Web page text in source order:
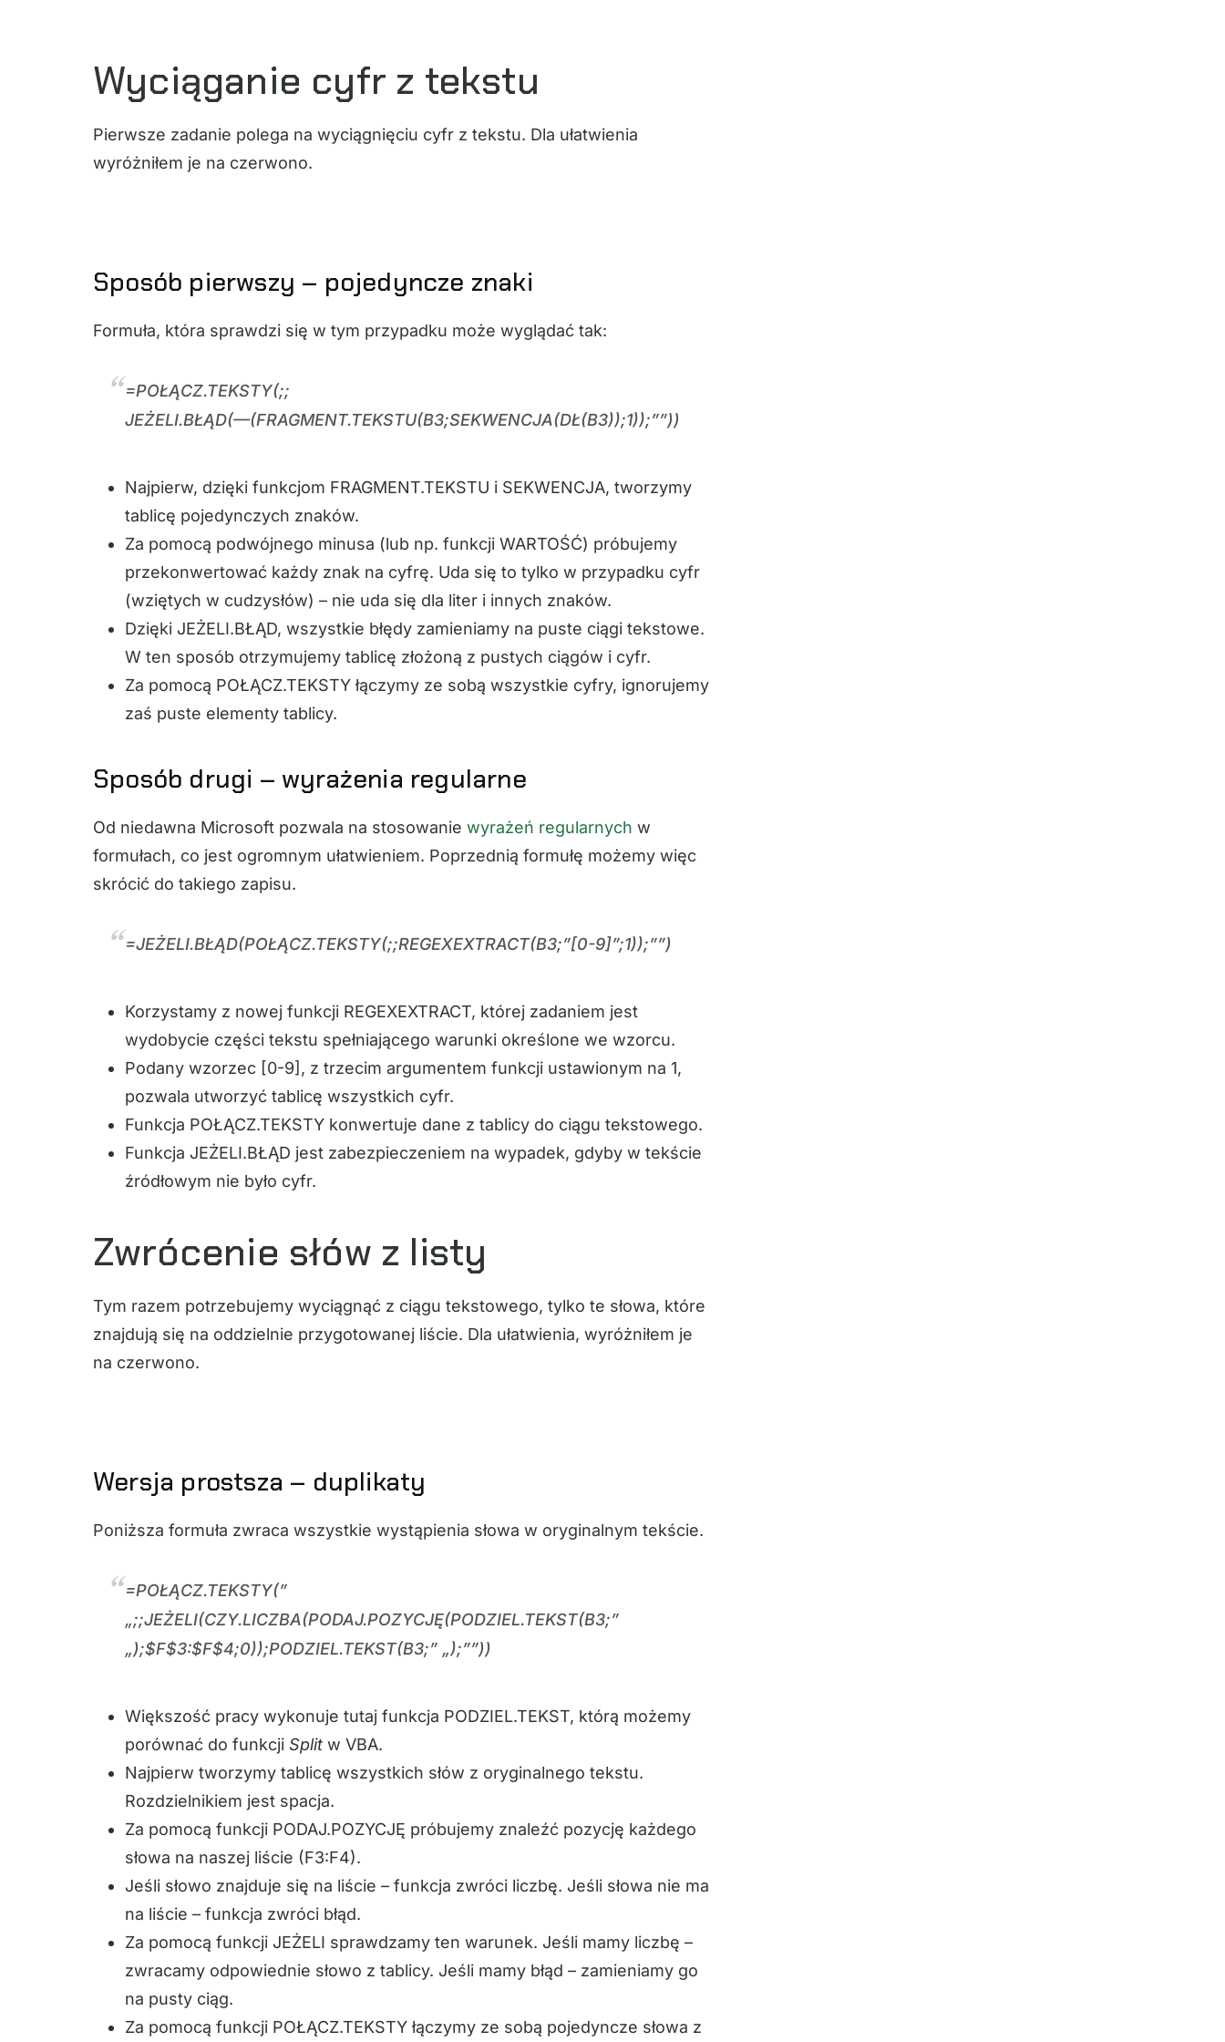
Wyciąganie cyfr z tekstu
Pierwsze zadanie polega na wyciągnięciu cyfr z tekstu. Dla ułatwienia
wyróżniłem je na czerwono.
Sposób pierwszy – pojedyncze znaki
Formuła, która sprawdzi się w tym przypadku może wyglądać tak:
=POŁĄCZ.TEKSTY(;;
JEŻELI.BŁĄD(—(FRAGMENT.TEKSTU(B3;SEKWENCJA(DŁ(B3));1));””))
Najpierw, dzięki funkcjom FRAGMENT.TEKSTU i SEKWENCJA, tworzymy
tablicę pojedynczych znaków.
Za pomocą podwójnego minusa (lub np. funkcji WARTOŚĆ) próbujemy
przekonwertować każdy znak na cyfrę. Uda się to tylko w przypadku cyfr
(wziętych w cudzysłów) – nie uda się dla liter i innych znaków.
Dzięki JEŻELI.BŁĄD, wszystkie błędy zamieniamy na puste ciągi tekstowe.
W ten sposób otrzymujemy tablicę złożoną z pustych ciągów i cyfr.
Za pomocą POŁĄCZ.TEKSTY łączymy ze sobą wszystkie cyfry, ignorujemy
zaś puste elementy tablicy.
Sposób drugi – wyrażenia regularne
Od niedawna Microsoft pozwala na stosowanie wyrażeń regularnych w
formułach, co jest ogromnym ułatwieniem. Poprzednią formułę możemy więc
skrócić do takiego zapisu.
=JEŻELI.BŁĄD(POŁĄCZ.TEKSTY(;;REGEXEXTRACT(B3;”[0-9]”;1));””)
Korzystamy z nowej funkcji REGEXEXTRACT, której zadaniem jest
wydobycie części tekstu spełniającego warunki określone we wzorcu.
Podany wzorzec [0-9], z trzecim argumentem funkcji ustawionym na 1,
pozwala utworzyć tablicę wszystkich cyfr.
Funkcja POŁĄCZ.TEKSTY konwertuje dane z tablicy do ciągu tekstowego.
Funkcja JEŻELI.BŁĄD jest zabezpieczeniem na wypadek, gdyby w tekście
źródłowym nie było cyfr.
Zwrócenie słów z listy
Tym razem potrzebujemy wyciągnąć z ciągu tekstowego, tylko te słowa, które
znajdują się na oddzielnie przygotowanej liście. Dla ułatwienia, wyróżniłem je
na czerwono.
Wersja prostsza – duplikaty
Poniższa formuła zwraca wszystkie wystąpienia słowa w oryginalnym tekście.
=POŁĄCZ.TEKSTY(”
„;;JEŻELI(CZY.LICZBA(PODAJ.POZYCJĘ(PODZIEL.TEKST(B3;”
„);$F$3:$F$4;0));PODZIEL.TEKST(B3;” „);””))
Większość pracy wykonuje tutaj funkcja PODZIEL.TEKST, którą możemy
porównać do funkcji Split w VBA.
Najpierw tworzymy tablicę wszystkich słów z oryginalnego tekstu.
Rozdzielnikiem jest spacja.
Za pomocą funkcji PODAJ.POZYCJĘ próbujemy znaleźć pozycję każdego
słowa na naszej liście (F3:F4).
Jeśli słowo znajduje się na liście – funkcja zwróci liczbę. Jeśli słowa nie ma
na liście – funkcja zwróci błąd.
Za pomocą funkcji JEŻELI sprawdzamy ten warunek. Jeśli mamy liczbę –
zwracamy odpowiednie słowo z tablicy. Jeśli mamy błąd – zamieniamy go
na pusty ciąg.
Za pomocą funkcji POŁĄCZ.TEKSTY łączymy ze sobą pojedyncze słowa z